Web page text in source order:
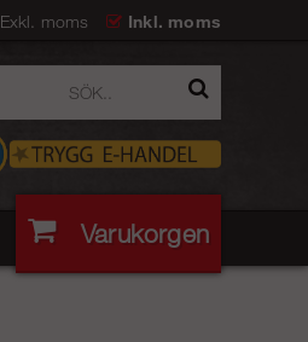
Exkl. moms Inkl. moms
Varukorgen